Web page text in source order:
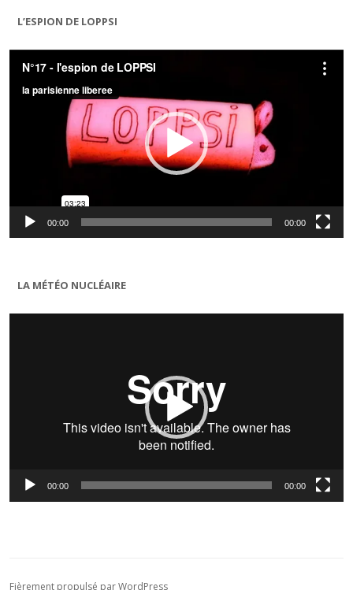
L’ESPION DE LOPPSI
Lecteur
vidéo
00:00 00:00
LA MÉTÉO NUCLÉAIRE
Lecteur
00:00 00:00
Fièrement propulsé par WordPress